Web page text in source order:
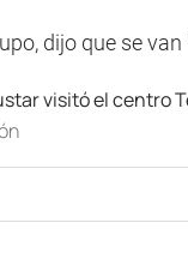
dijo que se